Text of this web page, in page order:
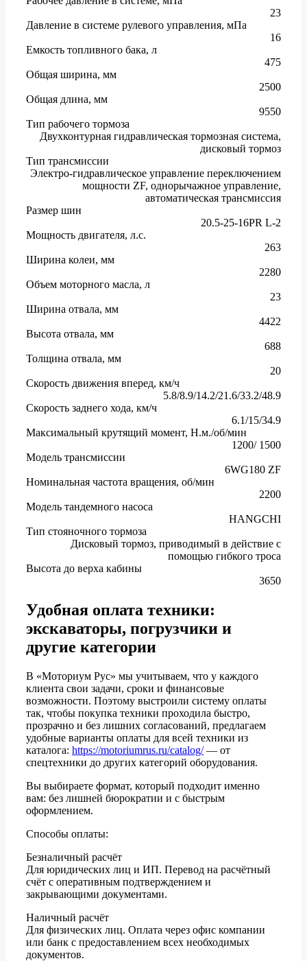
23
Давление в системе рулевого управления, мПа
16
Емкость топливного бака, л
475
Общая ширина, мм
2500
Общая длина, мм
9550
Тип рабочего тормоза
Двухконтурная гидравлическая тормозная система,
дисковый тормоз
Тип трансмиссии
Электро-гидравлическое управление переключением
мощности ZF, однорычажное управление,
автоматическая трансмиссия
Размер шин
20.5-25-16PR L-2
Мощность двигателя, л.с.
263
Ширина колеи, мм
2280
Объем моторного масла, л
23
Ширина отвала, мм
4422
Высота отвала, мм
688
Толщина отвала, мм
20
Скорость движения вперед, км/ч
5.8/8.9/14.2/21.6/33.2/48.9
Скорость заднего хода, км/ч
6.1/15/34.9
Максимальный крутящий момент, Н.м./об/мин
1200/ 1500
Модель трансмиссии
6WG180 ZF
Номинальная частота вращения, об/мин
2200
Модель тандемного насоса
HANGCHI
Тип стояночного тормоза
Дисковый тормоз, приводимый в действие с
помощью гибкого троса
Высота до верха кабины
3650
Удобная оплата техники:
экскаваторы, погрузчики и
другие категории
В «Моториум Рус» мы учитываем, что у каждого
клиента свои задачи, сроки и финансовые
возможности. Поэтому выстроили систему оплаты
так, чтобы покупка техники проходила быстро,
прозрачно и без лишних согласований, предлагаем
удобные варианты оплаты для всей техники из
каталога: https://motoriumrus.ru/catalog/— от
спецтехники до других категорий оборудования.
Вы выбираете формат, который подходит именно
вам: без лишней бюрократии и с быстрым
оформлением.
Способы оплаты:
Безналичный расчёт
Для юридических лиц и ИП. Перевод на расчётный
счёт с оперативным подтверждением и
закрывающими документами.
Наличный расчёт
Для физических лиц. Оплата через офис компании
или банк с предоставлением всех необходимых
документов.